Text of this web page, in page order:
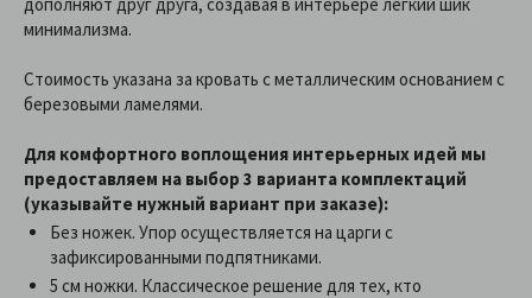
дополняют друг друга, создавая в интерьере лёгкий шик
минимализма.
Стоимость указана за кровать с металлическим основанием с
березовыми ламелями.
Для комфортного воплощения интерьерных идей мы
предоставляем на выбор 3 варианта комплектаций
(указывайте нужный вариант при заказе):
Без ножек. Упор осуществляется на царги с
зафиксированными подпятниками.
5 см ножки. Классическое решение для тех, кто